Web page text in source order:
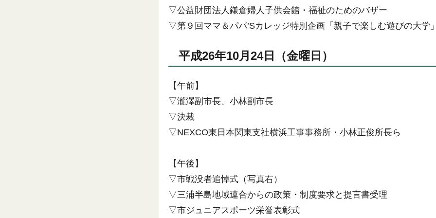
▽公益財団法人鎌倉婦人子供会館・福祉のためのバザー
▽第９回ママ＆パパ’Sカレッジ特別企画「親子で楽しむ遊びの大学
平成26年10月24日（金曜日）
【午前】
▽瀧澤副市長、小林副市長
▽決裁
▽NEXCO東日本関東支社横浜工事事務所・小林正俊所長ら
【午後】
▽市戦没者追悼式（写真右）
▽三浦半島地域連合からの政策・制度要求と提言書受理
▽市ジュニアスポーツ栄誉表彰式